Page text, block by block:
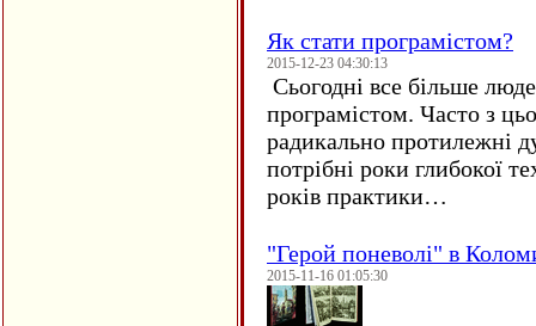
Як стати програмістом?
2015-12-23 04:30:13
Сьогодні все більше
програмістом. Часто з
радикально протилежні
потрібні роки глибокої
років практики…
"Герой поневолі" в
2015-11-16 01:05:30